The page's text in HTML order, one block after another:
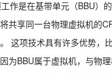
作是在基带单元（BBU）
共享同一台物理虚拟机的
这项技术具有许多优势，
为BBU属于虚拟机，与物